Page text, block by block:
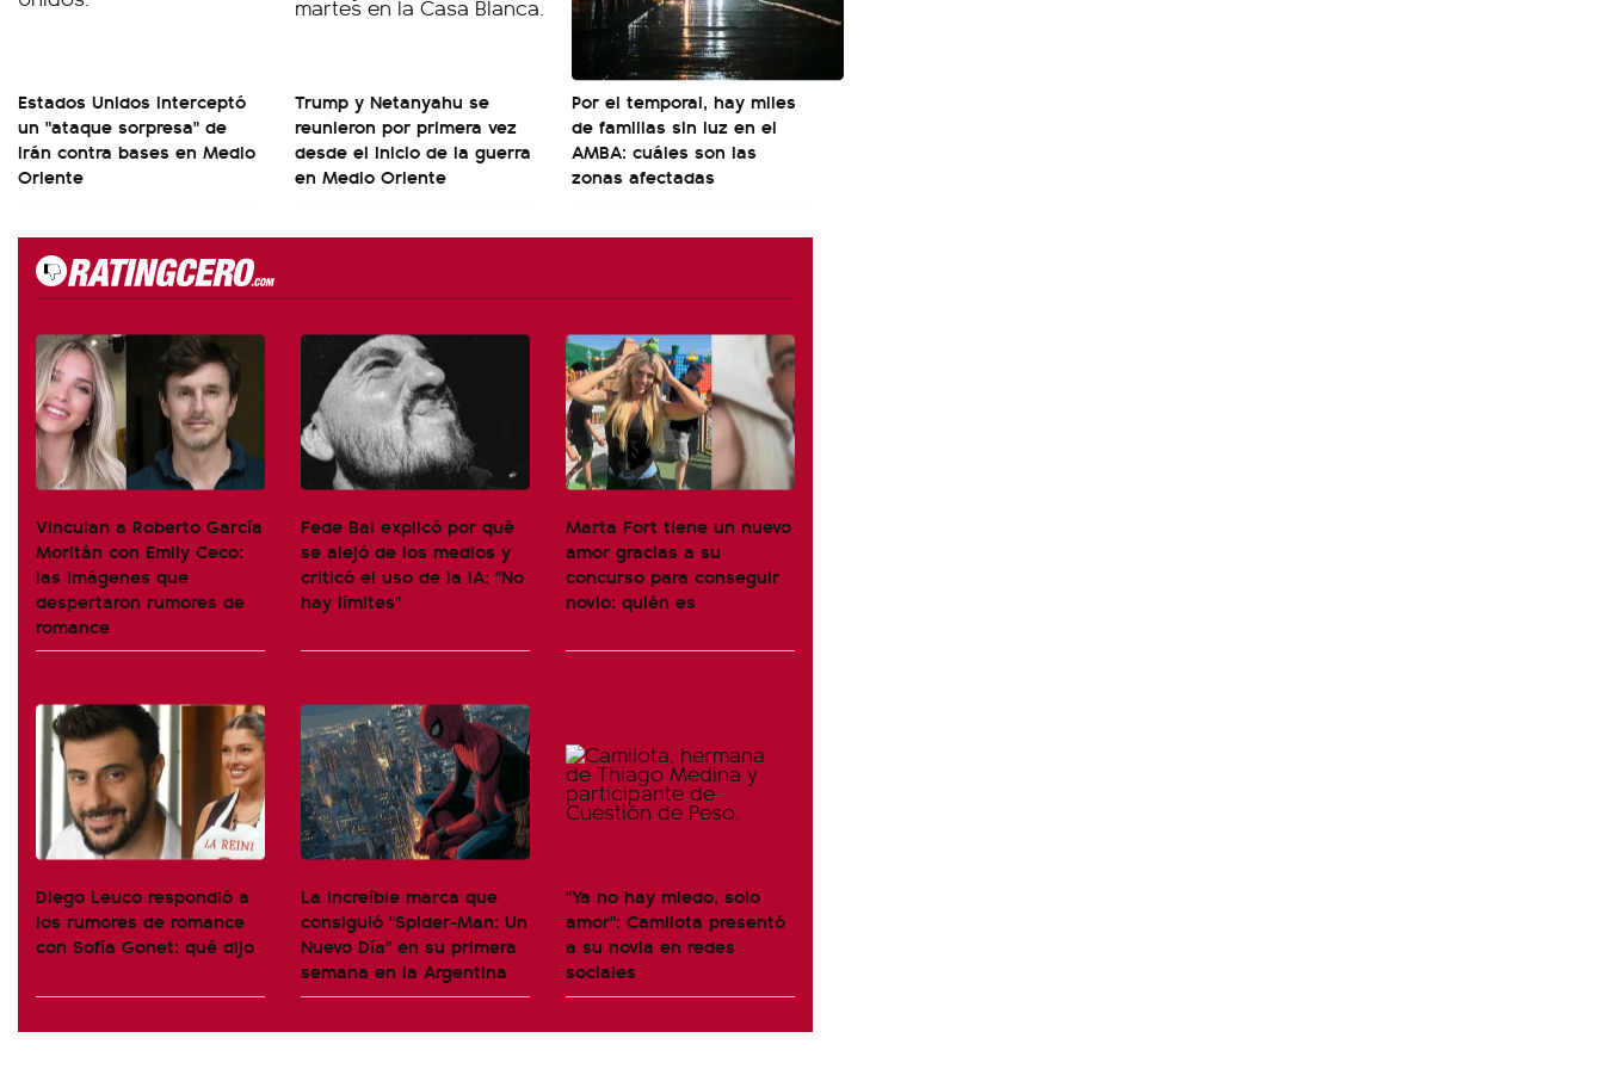
Estados Unidos interceptó
un "ataque sorpresa" de
Irán contra bases en Medio
Oriente
Trump y Netanyahu se
reunieron por primera vez
desde el inicio de la guerra
en Medio Oriente
Por el temporal, hay miles
de familias sin luz en el
AMBA: cuáles son las
zonas afectadas
Vinculan a Roberto García
Moritán con Emily Ceco:
las imágenes que
despertaron rumores de
romance
Fede Bal explicó por qué
se alejó de los medios y
criticó el uso de la IA: "No
hay límites"
Marta Fort tiene un nuevo
amor gracias a su
concurso para conseguir
novio: quién es
Diego Leuco respondió a
los rumores de romance
con Sofía Gonet: qué dijo
La increíble marca que
consiguió "Spider-Man: Un
Nuevo Día" en su primera
semana en la Argentina
"Ya no hay miedo, solo
amor": Camilota presentó
a su novia en redes
sociales